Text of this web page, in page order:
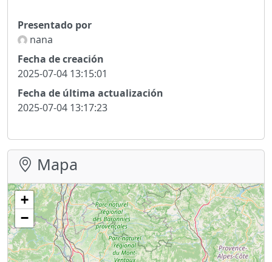
Presentado por
nana
Fecha de creación
2025-07-04 13:15:01
Fecha de última actualización
2025-07-04 13:17:23
Mapa
+
−